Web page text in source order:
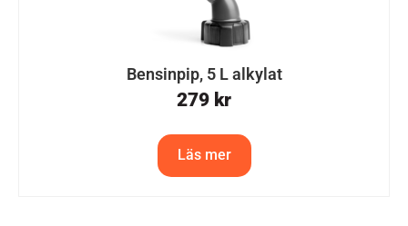
Bensinpip, 5 L alkylat
279 kr
Läs mer